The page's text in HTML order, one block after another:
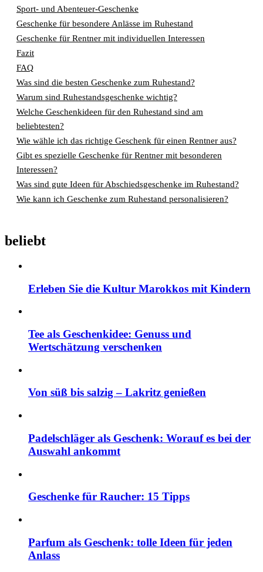
Sport- und Abenteuer-Geschenke
Geschenke für besondere Anlässe im Ruhestand
Geschenke für Rentner mit individuellen Interessen
Fazit
FAQ
Was sind die besten Geschenke zum Ruhestand?
Warum sind Ruhestandsgeschenke wichtig?
Welche Geschenkideen für den Ruhestand sind am
beliebtesten?
Wie wähle ich das richtige Geschenk für einen Rentner aus?
Gibt es spezielle Geschenke für Rentner mit besonderen
Interessen?
Was sind gute Ideen für Abschiedsgeschenke im Ruhestand?
Wie kann ich Geschenke zum Ruhestand personalisieren?
beliebt
Erleben Sie die Kultur Marokkos mit Kindern
Tee als Geschenkidee: Genuss und
Wertschätzung verschenken
Von süß bis salzig – Lakritz genießen
Padelschläger als Geschenk: Worauf es bei der
Auswahl ankommt
Geschenke für Raucher: 15 Tipps
Parfum als Geschenk: tolle Ideen für jeden
Anlass